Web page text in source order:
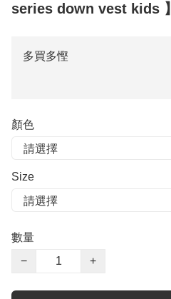
series down vest kids 】
多買多慳
顏色
Size
數量
−
+